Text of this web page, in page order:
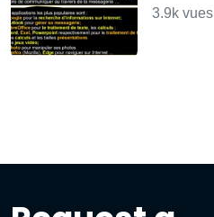
3.9k vues